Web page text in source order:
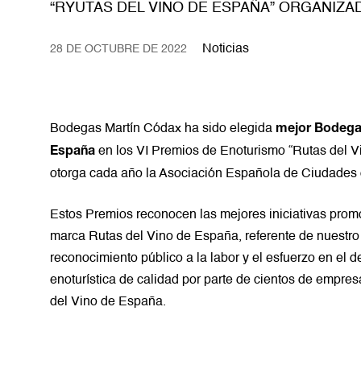
“RYUTAS DEL VINO DE ESPAÑA”
28 DE OCTUBRE DE 2022 Noticias
Bodegas Martín Códax ha sido elegida mejor
España en los VI Premios de Enoturismo “Rutas del
otorga cada año la Asociación Española de Ciudades
Estos Premios reconocen las mejores iniciativas
marca Rutas del Vino de España, referente de
reconocimiento público a la labor y el esfuerzo en el
enoturística de calidad por parte de cientos de
del Vino de España.